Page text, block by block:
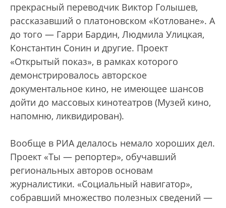
прекрасный переводчик Виктор Голышев,
рассказавший о платоновском «Котловане». А
до того — Гарри Бардин, Людмила Улицкая,
Константин Сонин и другие. Проект
«Открытый показ», в рамках которого
демонстрировалось авторское
документальное кино, не имеющее шансов
дойти до массовых кинотеатров (Музей кино,
напомню, ликвидирован).
Вообще в РИА делалось немало хороших дел.
Проект «Ты — репортер», обучавший
региональных авторов основам
журналистики. «Социальный навигатор»,
собравший множество полезных сведений —